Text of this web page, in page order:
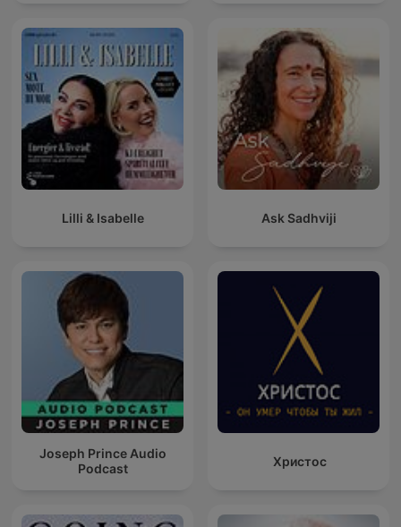
Lilli & Isabelle Ask Sadhviji
Joseph Prince Audio
Podcast
Христос